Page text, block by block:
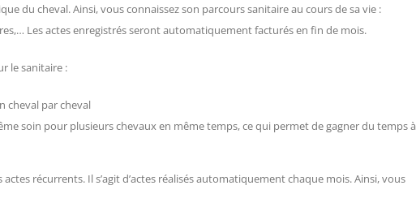
du cheval. Ainsi, vous connaissez son parcours sanitaire au cours de sa vie :
Les actes enregistrés seront automatiquement facturés en fin de mois.
le sanitaire :
cheval par cheval
soin pour plusieurs chevaux en même temps, ce qui permet de gagner du temps à
récurrents. Il s’agit d’actes réalisés automatiquement chaque mois. Ainsi, vous